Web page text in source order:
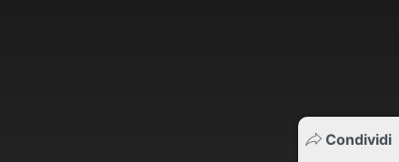
Condividi